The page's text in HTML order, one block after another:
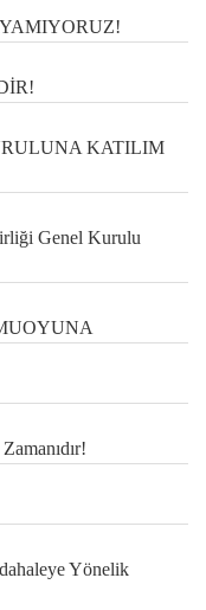
KATILIM
Genel Kurulu
Yönelik